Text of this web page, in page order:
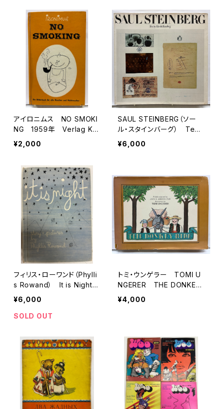
o 1971年 初版 LITTL
E BROWN
p Gallery）
アイロニムス NO SMOKI
NG 1959年 Verlag Kur
t Wedl
¥2,000
SAUL STEINBERG（ソー
ル・スタインバーグ） Text
by Harold Rosenberg
1978年 ALFRED A. KNO
¥6,000
フィリス・ローワンド（Phylli
s Rowand） It is Night
1953年 Harper & Row
¥6,000
SOLD OUT
トミ・ウンゲラー TOMI U
NGERER THE DONKEY
RIDE JEAN B. SHOWAL
TER 1967年 初版 Do
¥4,000